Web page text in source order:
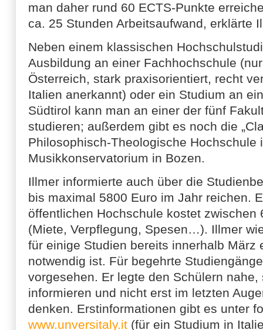
man daher rund 60 ECTS-Punkte
ca. 25 Stunden Arbeitsaufwand, erklärte
Neben einem klassischen
Ausbildung an einer Fachhochschule
Österreich, stark praxisorientiert, recht
Italien anerkannt) oder ein Studium an
Südtirol kann man an einer der fünf
studieren; außerdem gibt es noch die
Philosophisch-Theologische Hochschule
Musikkonservatorium in Bozen.
Illmer informierte auch über die
bis maximal 5800 Euro im Jahr reichen.
öffentlichen Hochschule kostet zwischen
(Miete, Verpflegung, Spesen…). Illmer
für einige Studien bereits innerhalb März
notwendig ist. Für begehrte
vorgesehen. Er legte den Schülern
informieren und nicht erst im letzten
denken. Erstinformationen gibt es unter
www.unversitaly.it (für ein Studium in